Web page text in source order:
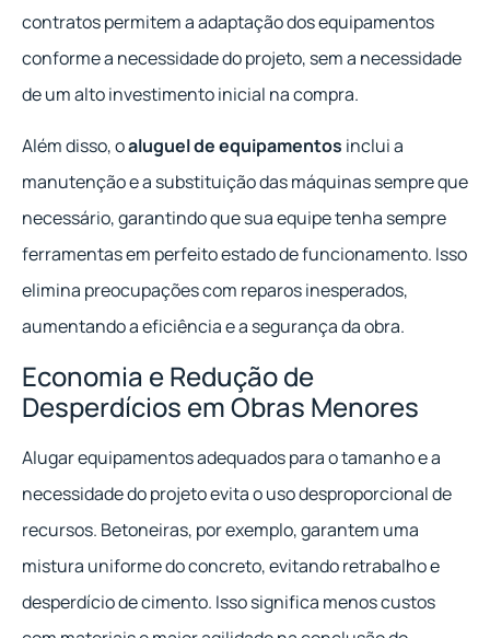
contratos permitem a adaptação dos equipamentos
conforme a necessidade do projeto, sem a necessidade
de um alto investimento inicial na compra.
Além disso, oaluguel de equipamentos inclui a
manutenção e a substituição das máquinas sempre que
necessário, garantindo que sua equipe tenha sempre
ferramentas em perfeito estado de funcionamento. Isso
elimina preocupações com reparos inesperados,
aumentando a eficiência e a segurança da obra.
Economia e Redução de
Desperdícios em Obras Menores
Alugar equipamentos adequados para o tamanho e a
necessidade do projeto evita o uso desproporcional de
recursos. Betoneiras, por exemplo, garantem uma
mistura uniforme do concreto, evitando retrabalho e
desperdício de cimento. Isso significa menos custos